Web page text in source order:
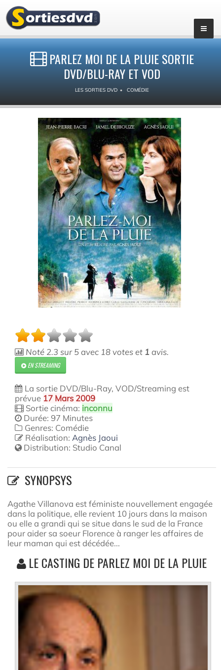
PARLEZ MOI DE LA PLUIE SORTIE
DVD/BLU-RAY ET VOD
LES SORTIES DVD COMÉDIE
Noté 2.3 sur5 avec 18votes et 1 avis.
EN STREAMING
La sortie DVD/Blu-Ray, VOD/Streaming est
prévue 17 Mars 2009
Sortie cinéma: inconnu
Durée: 97 Minutes
Genres: Comédie
Réalisation: Agnès Jaoui
Distribution: Studio Canal
SYNOPSYS
Agathe Villanova est féministe nouvellement engagée
dans la politique, elle revient 10 jours dans la maison
ou elle a grandi qui se situe dans le sud de la France
pour aider sa soeur Florence à ranger les affaires de
leur maman qui est décédée...
LE CASTING DE PARLEZ MOI DE LA PLUIE